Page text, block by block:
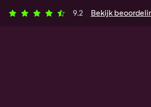
Klantbeoordelingen
9.2 Bekijk alle